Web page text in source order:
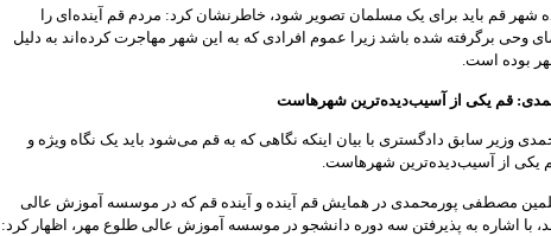
شهر قم باید برای یک مسلمان تصویر شود، خاطرنشان کرد: مردم قم آینده‌ای را
وحی برگرفته شده باشد زیرا عموم افرادی که به این شهر مهاجرت کرده‌اند به دلیل
بوده است.
قم یکی از آسیب‌دیده‌ترین شهرهاست
وزیر سابق دادگستری با بیان اینکه نگاهی که به قم می‌شود باید یک نگاه ویژه و
از آسیب‌دیده‌ترین شهرهاست.
مصطفی ‌پورمحمدی در همایش قم آینده و آینده قم که در موسسه آموزش عالی
با اشاره به پذیرفتن سه دوره دانشجو در موسسه آموزش عالی طلوع مهر، اظهار کرد: